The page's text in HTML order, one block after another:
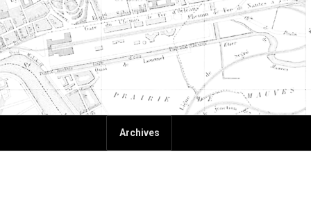
Archives